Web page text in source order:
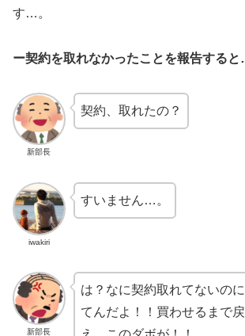
す…。
ー契約を取れなかったことを報告する
新部長
契約、取れたの？
iwakiri
すいません…。
新部長
は？なに契約取れてないの
てんだよ！！買わせるまで